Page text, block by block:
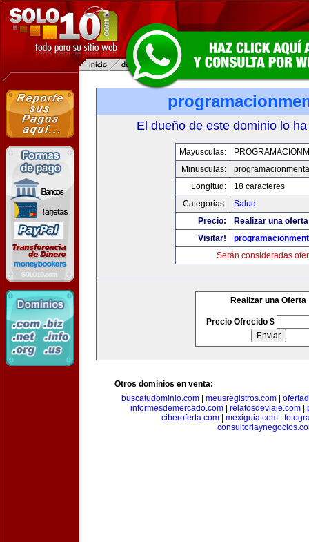
El dueño de este dominio lo
Mayusculas:
Minusculas:
Longitud:
18 caracteres
Categorias:
Salud
Precio:
Realizar una
Visitar!
Serán consideradas
Realizar una Oferta
Precio Ofrecido $
Otros dominios en venta:
buscatudominio.com| meusregistros.com|
informesdemercado.com| relatosdeviaje.com|
ciberoferta.com
mexiguia.com